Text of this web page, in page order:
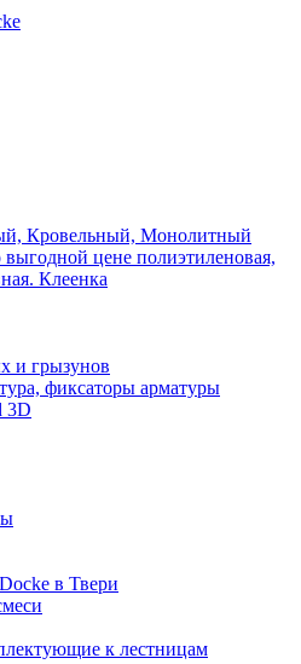
Кровельный, Монолитный
цене полиэтиленовая,
Клеенка
и грызунов
фиксаторы арматуры
3D
в Твери
к лестницам